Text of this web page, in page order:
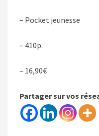
– Pocket jeunesse
– 410p.
– 16,90€
Partager sur vos